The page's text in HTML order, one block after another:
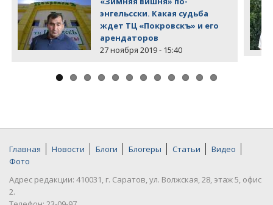
энгельсски. Какая судьба
ждет ТЦ «Покровскъ» и его
арендаторов
27 ноября 2019 - 15:40
Главная Новости Блоги Блогеры Статьи
Видео
Фото
Адрес редакции: 410031, г. Саратов, ул. Волжская, 28, этаж 5, офис
2.